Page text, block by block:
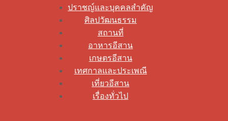
ปราชญ์และบุคคลสำคัญ
ศิลปวัฒนธรรม
สถานที่
อาหารอีสาน
เกษตรอีสาน
เทศกาลและประเพณี
เที่ยวอีสาน
เรื่องทั่วไป